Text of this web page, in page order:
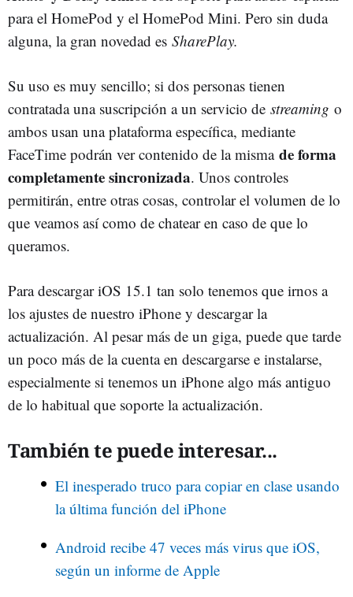
para el HomePod y el HomePod Mini. Pero sin duda
alguna, la gran novedad es SharePlay.
Su uso es muy sencillo; si dos personas tienen
contratada una suscripción a un servicio de streaming o
ambos usan una plataforma específica, mediante
FaceTime podrán ver contenido de la misma de forma
completamente sincronizada. Unos controles
permitirán, entre otras cosas, controlar el volumen de lo
que veamos así como de chatear en caso de que lo
queramos.
Para descargar iOS 15.1 tan solo tenemos que irnos a
los ajustes de nuestro iPhone y descargar la
actualización. Al pesar más de un giga, puede que tarde
un poco más de la cuenta en descargarse e instalarse,
especialmente si tenemos un iPhone algo más antiguo
de lo habitual que soporte la actualización.
También te puede interesar...
El inesperado truco para copiar en clase usando
la última función del iPhone
Android recibe 47 veces más virus que iOS,
según un informe de Apple